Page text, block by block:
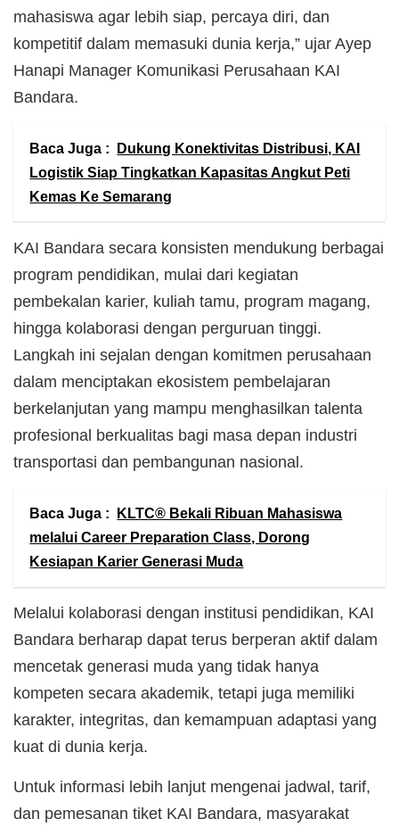
mahasiswa agar lebih siap, percaya diri, dan
kompetitif dalam memasuki dunia kerja,” ujar Ayep
Hanapi Manager Komunikasi Perusahaan KAI
Bandara.
Baca Juga :
Dukung Konektivitas Distribusi, KAI
Logistik Siap Tingkatkan Kapasitas Angkut Peti
Kemas Ke Semarang
KAI Bandara secara konsisten mendukung berbagai
program pendidikan, mulai dari kegiatan
pembekalan karier, kuliah tamu, program magang,
hingga kolaborasi dengan perguruan tinggi.
Langkah ini sejalan dengan komitmen perusahaan
dalam menciptakan ekosistem pembelajaran
berkelanjutan yang mampu menghasilkan talenta
profesional berkualitas bagi masa depan industri
transportasi dan pembangunan nasional.
Baca Juga :
KLTC® Bekali Ribuan Mahasiswa
melalui Career Preparation Class, Dorong
Kesiapan Karier Generasi Muda
Melalui kolaborasi dengan institusi pendidikan, KAI
Bandara berharap dapat terus berperan aktif dalam
mencetak generasi muda yang tidak hanya
kompeten secara akademik, tetapi juga memiliki
karakter, integritas, dan kemampuan adaptasi yang
kuat di dunia kerja.
Untuk informasi lebih lanjut mengenai jadwal, tarif,
dan pemesanan tiket KAI Bandara, masyarakat